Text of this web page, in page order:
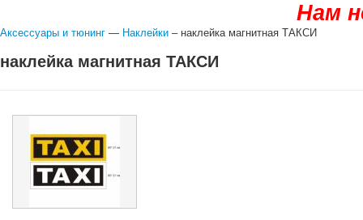
Нам
Аксессуары и тюнинг — Наклейки – наклейка магнитная ТАКСИ
наклейка магнитная ТАКСИ